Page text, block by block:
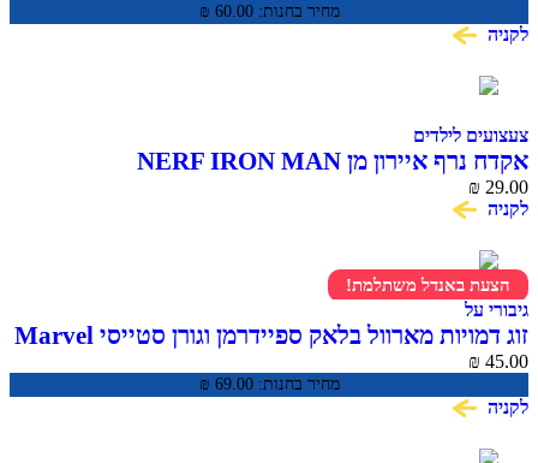
מחיר בחנות: ₪ 60.00
לקניה
צעצועים לילדים
אקדח נרף איירון מן NERF IRON MAN
₪ 29.00
לקניה
הצעת באנדל משתלמת!
גיבורי על
זוג דמויות מארוול בלאק ספיידרמן וגורן סטייסי Marvel
Spidey and His Amazing Friends
מחיר בחנות: ₪ 69.00
₪ 45.00
לקניה